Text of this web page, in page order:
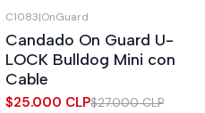
-7%OFF
C1083|OnGuard
Candado On Guard U-
LOCK Bulldog Mini con
Cable
$25.000 CLP$27.000 CLP